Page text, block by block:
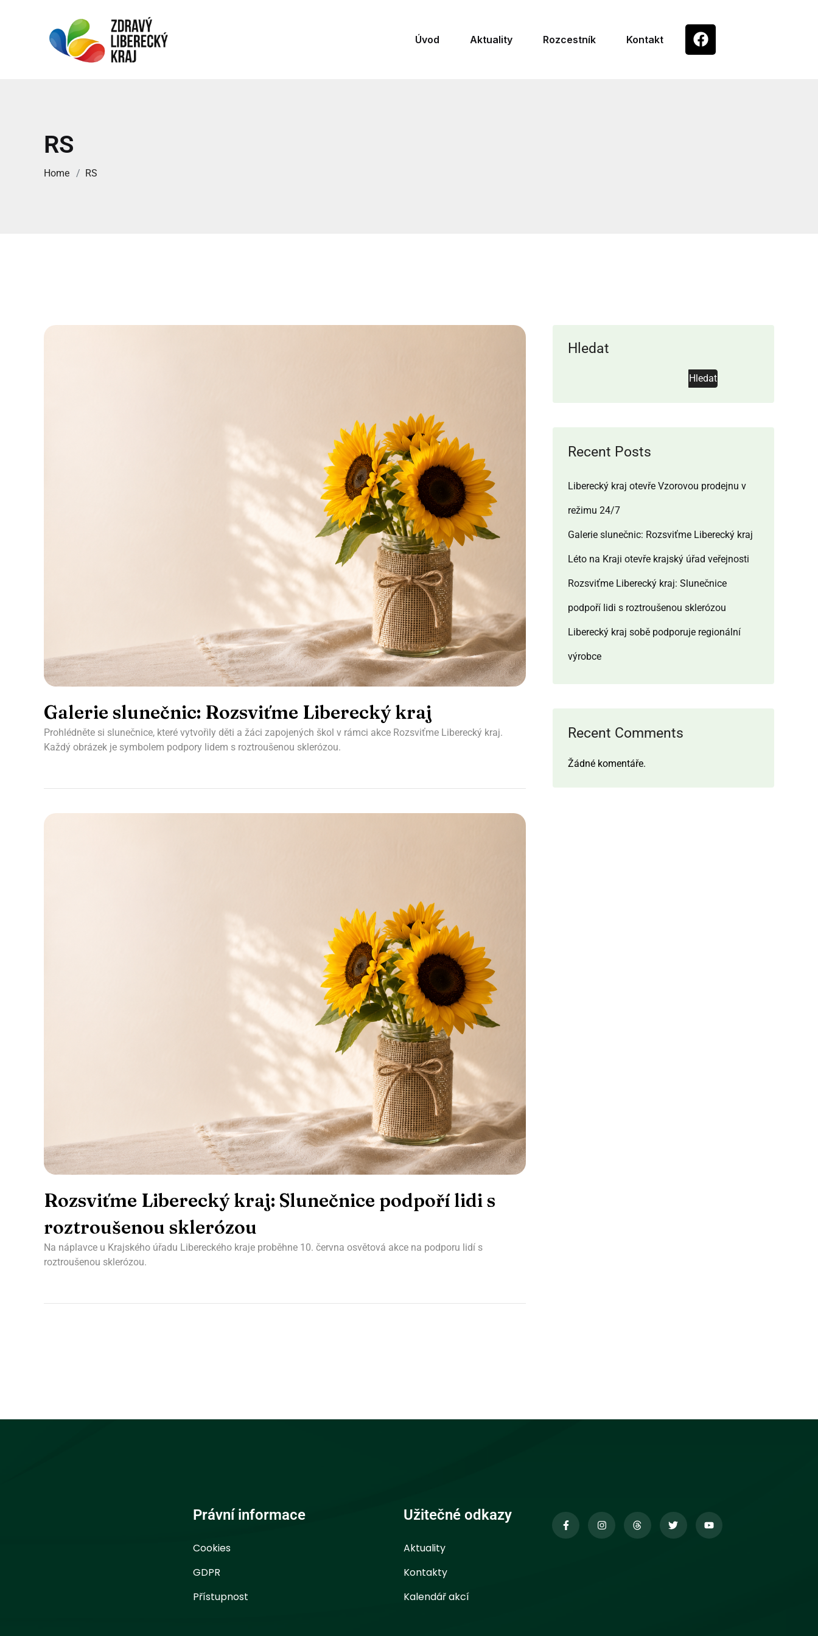
Úvod Aktuality Rozcestník Kontakt
RS
Home RS
Hledat
Hledat
Recent Posts
Liberecký kraj otevře Vzorovou prodejnu v
režimu 24/7
Galerie slunečnic: Rozsviťme Liberecký kraj
Léto na Kraji otevře krajský úřad veřejnosti
Rozsviťme Liberecký kraj: Slunečnice
podpoří lidi s roztroušenou sklerózou
Liberecký kraj sobě podporuje regionální
výrobce
Recent Comments
Žádné komentáře.
Galerie slunečnic: Rozsviťme Liberecký kraj
Prohlédněte si slunečnice, které vytvořily děti a žáci zapojených škol v rámci akce Rozsviťme Liberecký kraj.
Každý obrázek je symbolem podpory lidem s roztroušenou sklerózou.
Rozsviťme Liberecký kraj: Slunečnice podpoří lidi s
roztroušenou sklerózou
Na náplavce u Krajského úřadu Libereckého kraje proběhne 10. června osvětová akce na podporu lidí s
roztroušenou sklerózou.
Právní informace
Cookies
GDPR
Přístupnost
Užitečné odkazy
Aktuality
Kontakty
Kalendář akcí